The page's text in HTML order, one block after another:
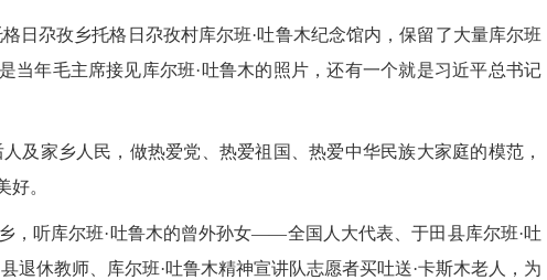
尕孜乡托格日尕孜村库尔班·吐鲁木纪念馆内，保留了大量库尔班
当年毛主席接见库尔班·吐鲁木的照片，还有一个就是习近平总书记
家乡人民，做热爱党、热爱祖国、热爱中华民族大家庭的模范，
好。
听库尔班·吐鲁木的曾外孙女——全国人大代表、于田县库尔班·吐
退休教师、库尔班·吐鲁木精神宣讲队志愿者买吐送·卡斯木老人，为
20260807